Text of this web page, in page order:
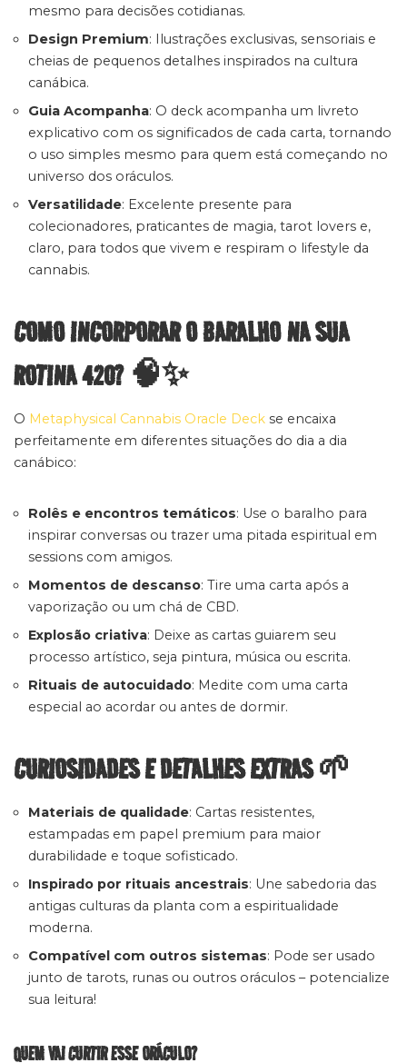
mesmo para decisões cotidianas.
Design Premium: Ilustrações exclusivas, sensoriais e
cheias de pequenos detalhes inspirados na cultura
canábica.
Guia Acompanha: O deck acompanha um livreto
explicativo com os significados de cada carta, tornando
o uso simples mesmo para quem está começando no
universo dos oráculos.
Versatilidade: Excelente presente para
colecionadores, praticantes de magia, tarot lovers e,
claro, para todos que vivem e respiram o lifestyle da
cannabis.
COMO INCORPORAR O BARALHO NA SUA
ROTINA 420? 🧠✨
O Metaphysical Cannabis Oracle Deck se encaixa
perfeitamente em diferentes situações do dia a dia
canábico:
Rolês e encontros temáticos: Use o baralho para
inspirar conversas ou trazer uma pitada espiritual em
sessions com amigos.
Momentos de descanso: Tire uma carta após a
vaporização ou um chá de CBD.
Explosão criativa: Deixe as cartas guiarem seu
processo artístico, seja pintura, música ou escrita.
Rituais de autocuidado: Medite com uma carta
especial ao acordar ou antes de dormir.
CURIOSIDADES E DETALHES EXTRAS 🌱
Materiais de qualidade: Cartas resistentes,
estampadas em papel premium para maior
durabilidade e toque sofisticado.
Inspirado por rituais ancestrais: Une sabedoria das
antigas culturas da planta com a espiritualidade
moderna.
Compatível com outros sistemas: Pode ser usado
junto de tarots, runas ou outros oráculos – potencialize
sua leitura!
QUEM VAI CURTIR ESSE ORÁCULO?